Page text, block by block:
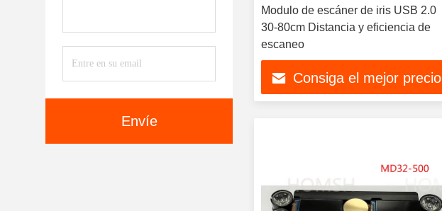
Envíe
Modulo de escáner de iris USB 2.0
30-80cm Distancia y eficiencia de
escaneo
Consiga el mejor precio